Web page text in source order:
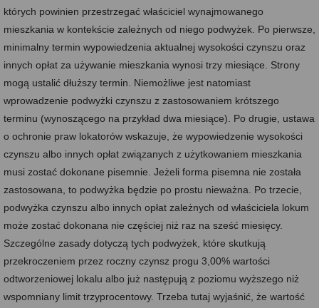
których powinien przestrzegać właściciel wynajmowanego
mieszkania w kontekście zależnych od niego podwyżek. Po pierwsze,
minimalny termin wypowiedzenia aktualnej wysokości czynszu oraz
innych opłat za używanie mieszkania wynosi trzy miesiące. Strony
mogą ustalić dłuższy termin. Niemożliwe jest natomiast
wprowadzenie podwyżki czynszu z zastosowaniem krótszego
terminu (wynoszącego na przykład dwa miesiące). Po drugie, ustawa
o ochronie praw lokatorów wskazuje, że wypowiedzenie wysokości
czynszu albo innych opłat związanych z użytkowaniem mieszkania
musi zostać dokonane pisemnie. Jeżeli forma pisemna nie została
zastosowana, to podwyżka będzie po prostu nieważna. Po trzecie,
podwyżka czynszu albo innych opłat zależnych od właściciela lokum
może zostać dokonana nie częściej niż raz na sześć miesięcy.
Szczególne zasady dotyczą tych podwyżek, które skutkują
przekroczeniem przez roczny czynsz progu 3,00% wartości
odtworzeniowej lokalu albo już następują z poziomu wyższego niż
wspomniany limit trzyprocentowy. Trzeba tutaj wyjaśnić, że wartość